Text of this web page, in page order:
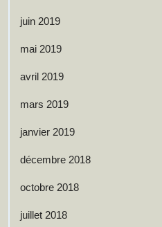
juin 2019
mai 2019
avril 2019
mars 2019
janvier 2019
décembre 2018
octobre 2018
juillet 2018